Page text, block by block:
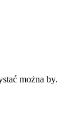
można by.